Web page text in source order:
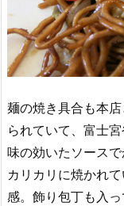
麺の焼き具合も本
られていて、富士
味の効いたソース
カリカリに焼かれ
感。飾り包丁も入っ